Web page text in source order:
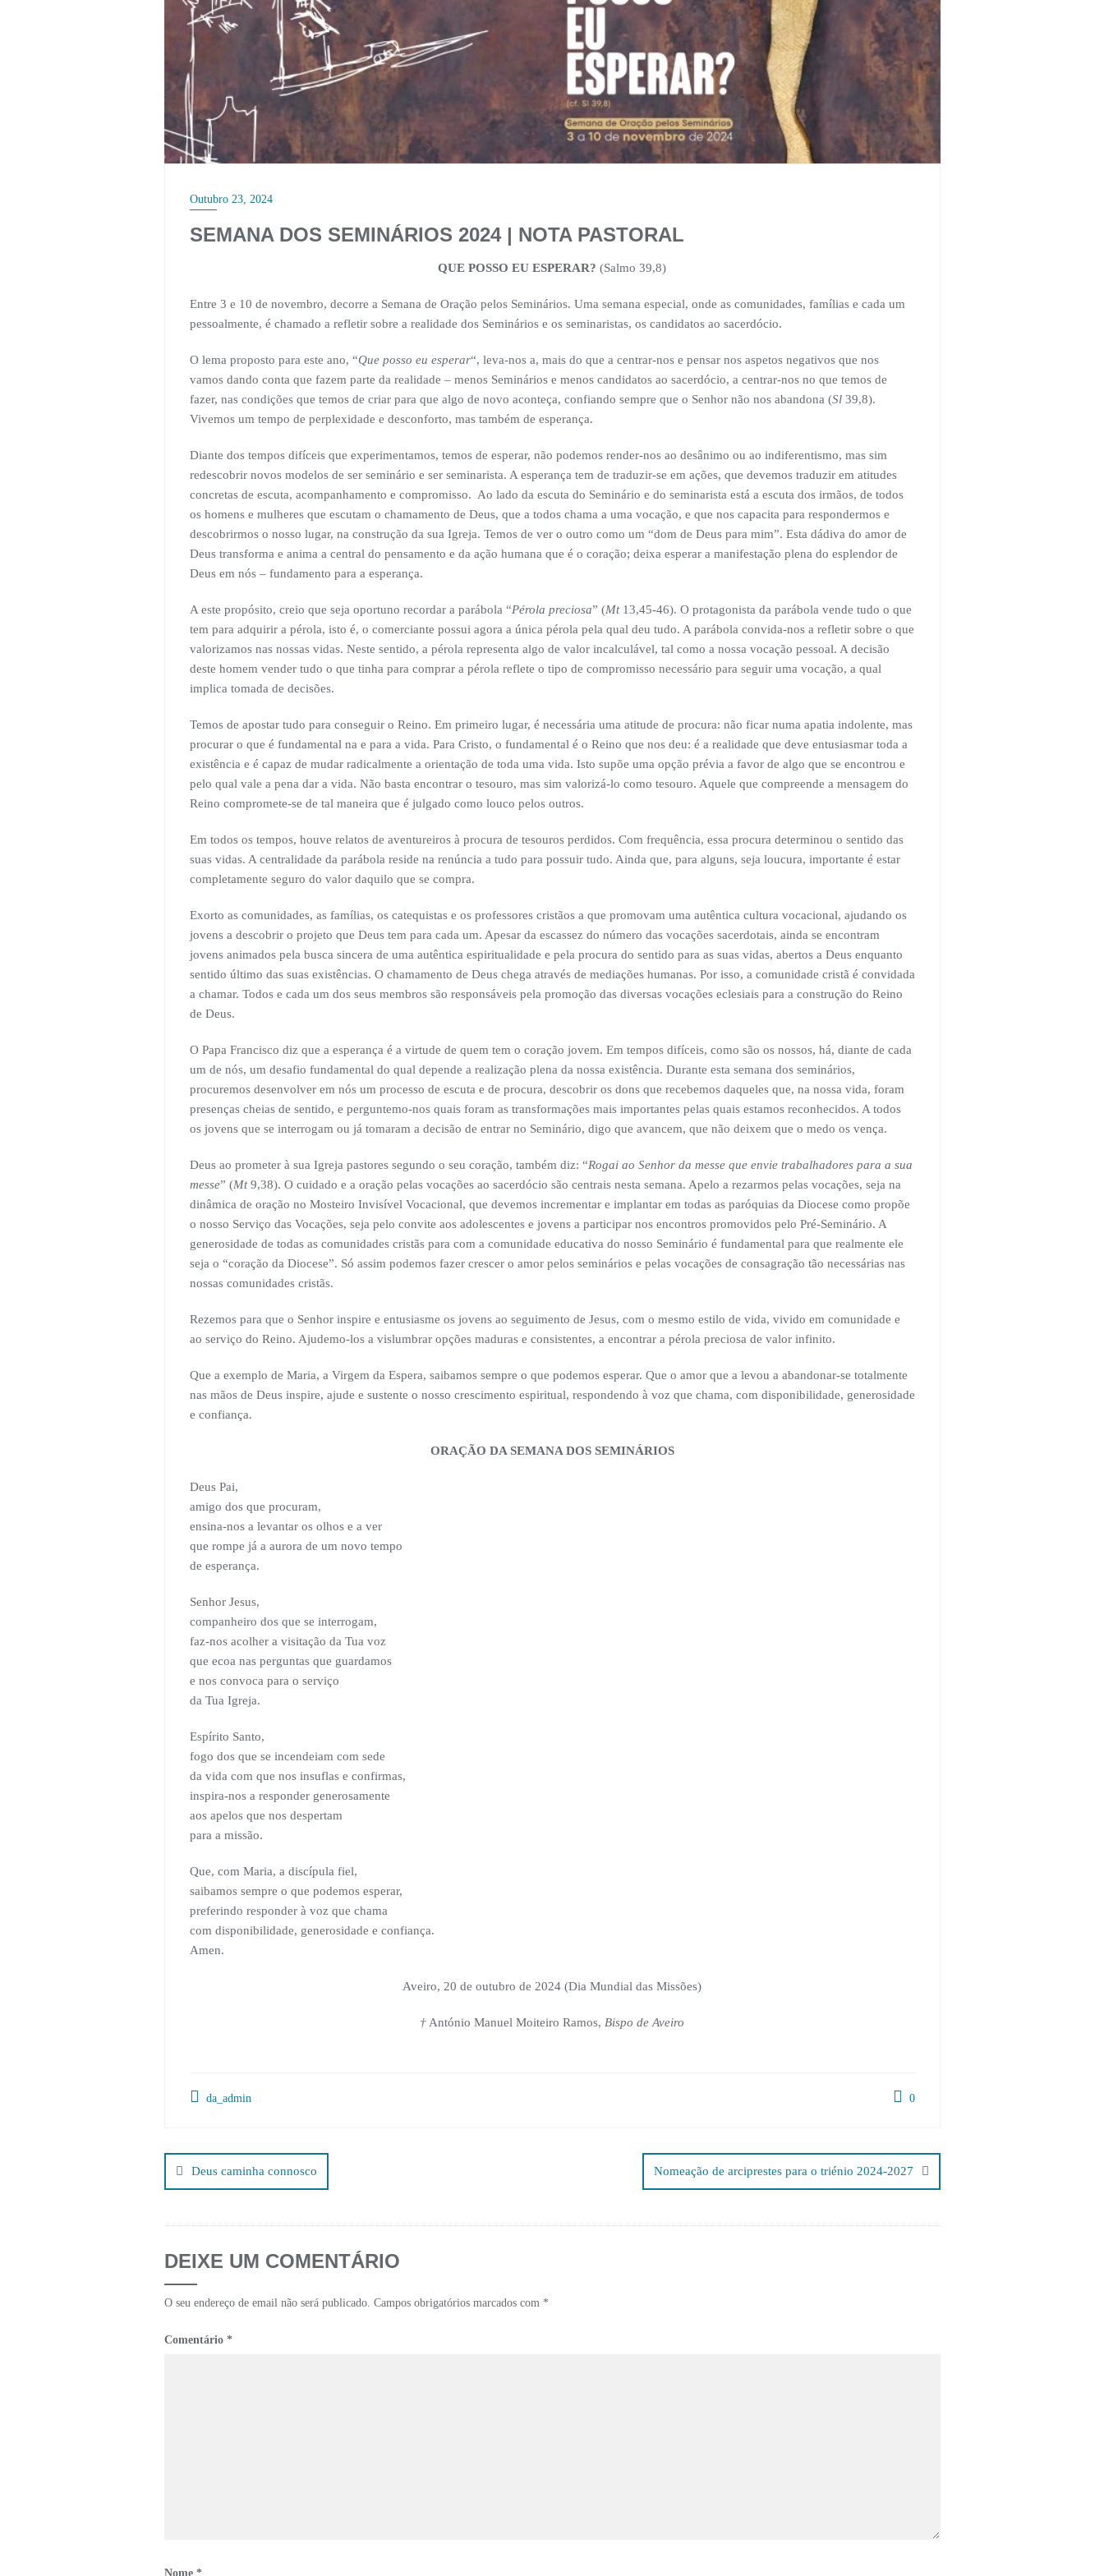
Outubro 23, 2024
SEMANA DOS SEMINÁRIOS 2024 | NOTA PASTORAL
QUE POSSO EU ESPERAR? (Salmo 39,8)
Entre 3 e 10 de novembro, decorre a Semana de Oração pelos Seminários. Uma semana especial, onde as comunidades, famílias e cada um
pessoalmente, é chamado a refletir sobre a realidade dos Seminários e os seminaristas, os candidatos ao sacerdócio.
O lema proposto para este ano, “Que posso eu esperar“, leva-nos a, mais do que a centrar-nos e pensar nos aspetos negativos que nos
vamos dando conta que fazem parte da realidade – menos Seminários e menos candidatos ao sacerdócio, a centrar-nos no que temos de
fazer, nas condições que temos de criar para que algo de novo aconteça, confiando sempre que o Senhor não nos abandona (Sl39,8).
Vivemos um tempo de perplexidade e desconforto, mas também de esperança.
Diante dos tempos difíceis que experimentamos, temos de esperar, não podemos render-nos ao desânimo ou ao indiferentismo, mas sim
redescobrir novos modelos de ser seminário e ser seminarista. A esperança tem de traduzir-se em ações, que devemos traduzir em atitudes
concretas de escuta, acompanhamento e compromisso. Ao lado da escuta do Seminário e do seminarista está a escuta dos irmãos, de todos
os homens e mulheres que escutam o chamamento de Deus, que a todos chama a uma vocação, e que nos capacita para respondermos e
descobrirmos o nosso lugar, na construção da sua Igreja. Temos de ver o outro como um “dom de Deus para mim”. Esta dádiva do amor de
Deus transforma e anima a central do pensamento e da ação humana que é o coração; deixa esperar a manifestação plena do esplendor de
Deus em nós – fundamento para a esperança.
A este propósito, creio que seja oportuno recordar a parábola “Pérola preciosa” (Mt13,45-46). O protagonista da parábola vende tudo o que
tem para adquirir a pérola, isto é, o comerciante possui agora a única pérola pela qual deu tudo. A parábola convida-nos a refletir sobre o que
valorizamos nas nossas vidas. Neste sentido, a pérola representa algo de valor incalculável, tal como a nossa vocação pessoal. A decisão
deste homem vender tudo o que tinha para comprar a pérola reflete o tipo de compromisso necessário para seguir uma vocação, a qual
implica tomada de decisões.
Temos de apostar tudo para conseguir o Reino. Em primeiro lugar, é necessária uma atitude de procura: não ficar numa apatia indolente, mas
procurar o que é fundamental na e para a vida. Para Cristo, o fundamental é o Reino que nos deu: é a realidade que deve entusiasmar toda a
existência e é capaz de mudar radicalmente a orientação de toda uma vida. Isto supõe uma opção prévia a favor de algo que se encontrou e
pelo qual vale a pena dar a vida. Não basta encontrar o tesouro, mas sim valorizá-lo como tesouro. Aquele que compreende a mensagem do
Reino compromete-se de tal maneira que é julgado como louco pelos outros.
Em todos os tempos, houve relatos de aventureiros à procura de tesouros perdidos. Com frequência, essa procura determinou o sentido das
suas vidas. A centralidade da parábola reside na renúncia a tudo para possuir tudo. Ainda que, para alguns, seja loucura, importante é estar
completamente seguro do valor daquilo que se compra.
Exorto as comunidades, as famílias, os catequistas e os professores cristãos a que promovam uma autêntica cultura vocacional, ajudando os
jovens a descobrir o projeto que Deus tem para cada um. Apesar da escassez do número das vocações sacerdotais, ainda se encontram
jovens animados pela busca sincera de uma autêntica espiritualidade e pela procura do sentido para as suas vidas, abertos a Deus enquanto
sentido último das suas existências. O chamamento de Deus chega através de mediações humanas. Por isso, a comunidade cristã é convidada
a chamar. Todos e cada um dos seus membros são responsáveis pela promoção das diversas vocações eclesiais para a construção do Reino
de Deus.
O Papa Francisco diz que a esperança é a virtude de quem tem o coração jovem. Em tempos difíceis, como são os nossos, há, diante de cada
um de nós, um desafio fundamental do qual depende a realização plena da nossa existência. Durante esta semana dos seminários,
procuremos desenvolver em nós um processo de escuta e de procura, descobrir os dons que recebemos daqueles que, na nossa vida, foram
presenças cheias de sentido, e perguntemo-nos quais foram as transformações mais importantes pelas quais estamos reconhecidos. A todos
os jovens que se interrogam ou já tomaram a decisão de entrar no Seminário, digo que avancem, que não deixem que o medo os vença.
Deus ao prometer à sua Igreja pastores segundo o seu coração, também diz: “Rogai ao Senhor da messe que envie trabalhadores para a sua
messe” (Mt9,38). O cuidado e a oração pelas vocações ao sacerdócio são centrais nesta semana. Apelo a rezarmos pelas vocações, seja na
dinâmica de oração no Mosteiro Invisível Vocacional, que devemos incrementar e implantar em todas as paróquias da Diocese como propõe
o nosso Serviço das Vocações, seja pelo convite aos adolescentes e jovens a participar nos encontros promovidos pelo Pré-Seminário. A
generosidade de todas as comunidades cristãs para com a comunidade educativa do nosso Seminário é fundamental para que realmente ele
seja o “coração da Diocese”. Só assim podemos fazer crescer o amor pelos seminários e pelas vocações de consagração tão necessárias nas
nossas comunidades cristãs.
Rezemos para que o Senhor inspire e entusiasme os jovens ao seguimento de Jesus, com o mesmo estilo de vida, vivido em comunidade e
ao serviço do Reino. Ajudemo-los a vislumbrar opções maduras e consistentes, a encontrar a pérola preciosa de valor infinito.
Que a exemplo de Maria, a Virgem da Espera, saibamos sempre o que podemos esperar. Que o amor que a levou a abandonar-se totalmente
nas mãos de Deus inspire, ajude e sustente o nosso crescimento espiritual, respondendo à voz que chama, com disponibilidade, generosidade
e confiança.
ORAÇÃO DA SEMANA DOS SEMINÁRIOS
Deus Pai,
amigo dos que procuram,
ensina-nos a levantar os olhos e a ver
que rompe já a aurora de um novo tempo
de esperança.
Senhor Jesus,
companheiro dos que se interrogam,
faz-nos acolher a visitação da Tua voz
que ecoa nas perguntas que guardamos
e nos convoca para o serviço
da Tua Igreja.
Espírito Santo,
fogo dos que se incendeiam com sede
da vida com que nos insuflas e confirmas,
inspira-nos a responder generosamente
aos apelos que nos despertam
para a missão.
Que, com Maria, a discípula fiel,
saibamos sempre o que podemos esperar,
preferindo responder à voz que chama
com disponibilidade, generosidade e confiança.
Amen.
Aveiro, 20 de outubro de 2024 (Dia Mundial das Missões)
†António Manuel Moiteiro Ramos, Bispo de Aveiro
da_admin 0
Navegação
deDeus caminha connosco Nomeação de arciprestes para o triénio 2024-2027
DEIXE UM COMENTÁRIO
O seu endereço de email não será publicado. Campos obrigatórios marcados com *
Comentário *
Nome *